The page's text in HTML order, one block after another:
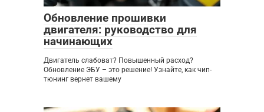
Обновление прошивки
двигателя: руководство для
начинающих
Двигатель слабоват? Повышенный расход?
Обновление ЭБУ – это решение! Узнайте, как чип-
тюнинг вернет вашему